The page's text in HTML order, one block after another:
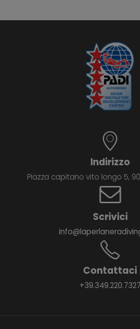
Indirizzo
Piazza capitano vito longo 5,
Scrivici
Contattaci
+39.349.220.7327